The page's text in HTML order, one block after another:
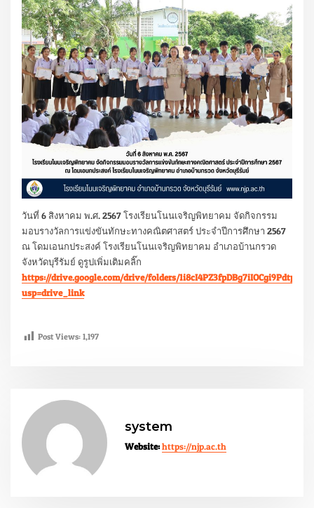
วันที่ 6 สิงหาคม พ.ศ. 2567 โรงเรียนโนนเจริญพิทยาคม จัดกิจกรรม
มอบรางวัลการแข่งขันทักษะทางคณิตศาสตร์ ประจำปีการศึกษา 2567
ณ โดมเอนกประสงค์ โรงเรียนโนนเจริญพิทยาคม อำเภอบ้านกรวด
จังหวัดบุรีรัมย์ ดูรูปเพิ่มเติมคลิ๊ก
https://drive.google.com/drive/folders/
usp=drive_link
Post Views: 1,197
system
Website: https://njp.ac.th